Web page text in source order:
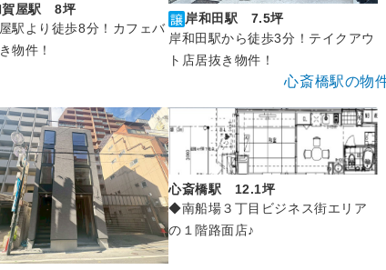
賀屋駅 8坪
駅より徒歩8分！カフェバ
物件！
岸和田駅 7.5坪
岸和田駅から徒歩3分！テイクアウ
ト店居抜き物件！
心斎橋駅の物
心斎橋駅 12.1坪
◆南船場３丁目ビジネス街エリア
の１階路面店♪